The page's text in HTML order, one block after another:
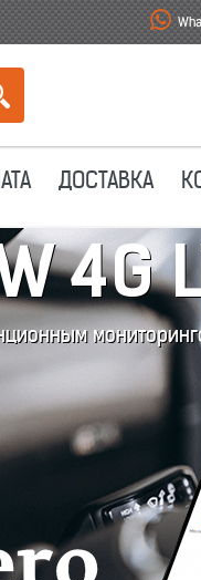
ДОСТАВКА
4G